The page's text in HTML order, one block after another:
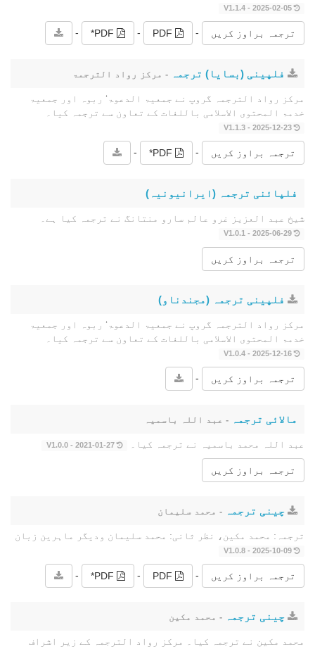
2025-02-05 - V1.1.4
ترجمہ براوز کریں -
-
-
فلپینی (بسایا) ترجمہ - مرکز رواد الترجمۃ
مرکز رواد الترجمہ گروپ نے جمعیۃ الدعوۃ‘ ربوہ اور جمعیۃ
خدمۃ المحتوى الاسلامی باللغات کے تعاون سے ترجمہ کیا۔
2025-12-23 - V1.1.3
ترجمہ براوز کریں -
-
فلپائنی ترجمہ (ایرانیونیہ)
شیخ عبد العزیز غرو عالم سارو منتانگ نے ترجمہ کیا ہے۔
2025-06-29 - V1.0.1
ترجمہ براوز کریں
فلپینی ترجمہ (مجندناو)
مرکز رواد الترجمہ گروپ نے جمعیۃ الدعوۃ‘ ربوہ اور جمعیۃ
خدمۃ المحتوى الاسلامی باللغات کے تعاون سے ترجمہ کیا۔
2025-12-16 - V1.0.4
ترجمہ براوز کریں -
مالائی ترجمہ - عبد اللہ باسمیہ
عبد اللہ محمد باسمیہ نے ترجمہ کیا۔ 2021-01-27 - V1.0.0
ترجمہ براوز کریں
چینی ترجمہ - محمد سلیمان
ترجمہ: محمد مکین، نظر ثانی: محمد سلیمان ودیگر ماہرین زبان
2025-10-09 - V1.0.8
ترجمہ براوز کریں -
-
-
چینی ترجمہ - محمد مکین
محمد مکین نے ترجمہ کیا۔ مرکز رواد الترجمہ کے زیر اشراف